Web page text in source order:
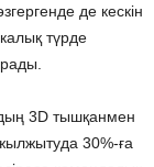
де кескін
түрде
3D тышқанмен
30%-ға